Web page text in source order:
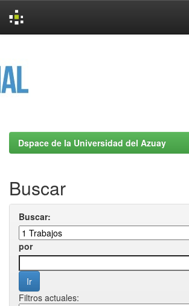
Dspace de la Universidad del Azuay
Buscar
Buscar:
por
Filtros actuales: